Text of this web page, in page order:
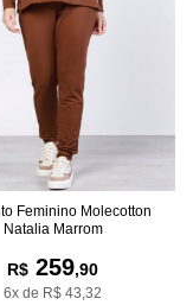
Feminino Molecotton
Natalia Marrom
R$ 259,90
6x de R$ 43,32